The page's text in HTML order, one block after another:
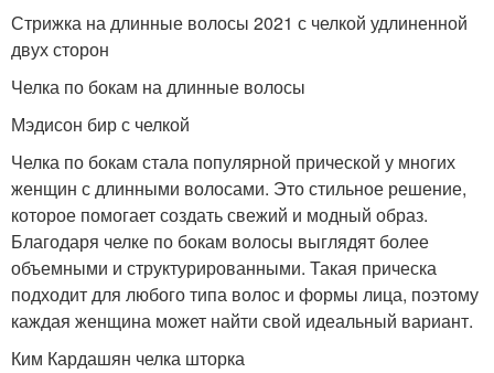
Стрижка на длинные волосы 2021 с челкой удлиненной
двух сторон
Челка по бокам на длинные волосы
Мэдисон бир с челкой
Челка по бокам стала популярной прической у многих
женщин с длинными волосами. Это стильное решение,
которое помогает создать свежий и модный образ.
Благодаря челке по бокам волосы выглядят более
объемными и структурированными. Такая прическа
подходит для любого типа волос и формы лица, поэтому
каждая женщина может найти свой идеальный вариант.
Ким Кардашян челка шторка